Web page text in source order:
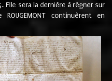
Elle sera la dernière à régner sur
continuèrent en